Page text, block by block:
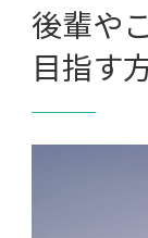
後輩や
目指す